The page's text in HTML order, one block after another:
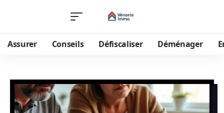
Assurer Conseils Défiscaliser Déménager